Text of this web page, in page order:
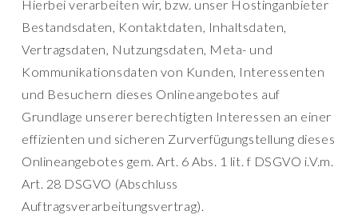
Hierbei verarbeiten wir, bzw. unser Hostinganbieter
Bestandsdaten, Kontaktdaten, Inhaltsdaten,
Vertragsdaten, Nutzungsdaten, Meta- und
Kommunikationsdaten von Kunden, Interessenten
und Besuchern dieses Onlineangebotes auf
Grundlage unserer berechtigten Interessen an einer
effizienten und sicheren Zurverfügungstellung dieses
Onlineangebotes gem. Art. 6 Abs. 1 lit. f DSGVO i.V.m.
Art. 28 DSGVO (Abschluss
Auftragsverarbeitungsvertrag).